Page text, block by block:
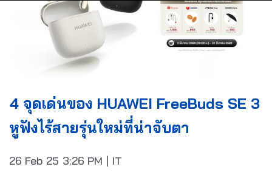
4 จุดเด่นของ HUAWEI FreeBuds SE 3
หูฟังไร้สายรุ่นใหม่ที่น่าจับตา
26 Feb 25 3:26 PM | IT